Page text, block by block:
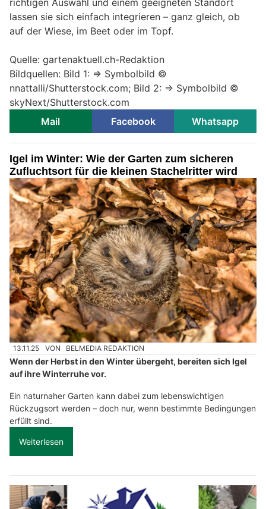
lassen sie sich einfach integrieren – ganz gleich, ob
auf der Wiese, im Beet oder im Topf.
Quelle: gartenaktuell.ch-Redaktion
Bildquellen: Bild 1: => Symbolbild ©
nnattalli/Shutterstock.com; Bild 2: => Symbolbild ©
skyNext/Shutterstock.com
Mail
Facebook Whatsapp
Igel im Winter: Wie der Garten zum sicheren
Zufluchtsort für die kleinen Stachelritter wird
13.11.25 VON BELMEDIA REDAKTION
Wenn der Herbst in den Winter übergeht, bereiten sich Igel
auf ihre Winterruhe vor.
Ein naturnaher Garten kann dabei zum lebenswichtigen
Rückzugsort werden – doch nur, wenn bestimmte Bedingungen
erfüllt sind.
Weiterlesen